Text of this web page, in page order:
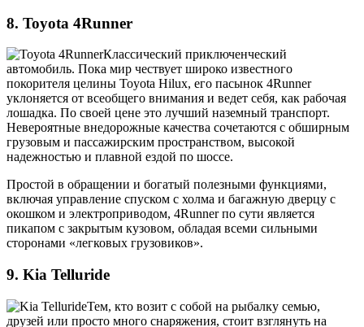
8. Toyota 4Runner
Классический приключенческий
автомобиль. Пока мир чествует широко известного
покорителя целины Toyota Hilux, его пасынок 4Runner
уклоняется от всеобщего внимания и ведет себя, как рабочая
лошадка. По своей цене это лучший наземный транспорт.
Невероятные внедорожные качества сочетаются с обширным
грузовым и пассажирским пространством, высокой
надежностью и плавной ездой по шоссе.
Простой в обращении и богатый полезными функциями,
включая управление спуском с холма и багажную дверцу с
окошком и электроприводом, 4Runner по сути является
пикапом с закрытым кузовом, обладая всеми сильными
сторонами «легковых грузовиков».
9. Kia Telluride
Тем, кто возит с собой на рыбалку семью,
друзей или просто много снаряжения, стоит взглянуть на